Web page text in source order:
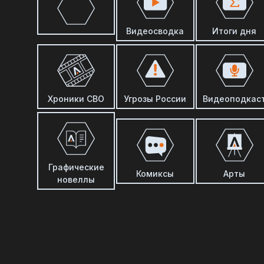
Видеосводка Итоги дня
Хроники СВО Угрозы России
Графические
новеллы
Комиксы Арты